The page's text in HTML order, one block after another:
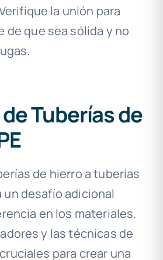
la unión para
de que sea sólida y no
Tuberías de
de hierro a tuberías
un desafío adicional
en los materiales.
y las técnicas de
para crear una